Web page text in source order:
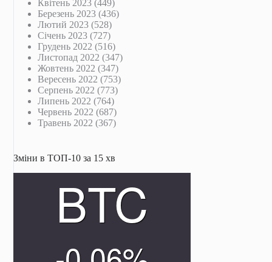
Квітень 2023 (449)
Березень 2023 (436)
Лютий 2023 (528)
Січень 2023 (727)
Грудень 2022 (516)
Листопад 2022 (347)
Жовтень 2022 (347)
Вересень 2022 (753)
Серпень 2022 (773)
Липень 2022 (764)
Червень 2022 (687)
Травень 2022 (367)
Зміни в ТОП-10 за 15 хв